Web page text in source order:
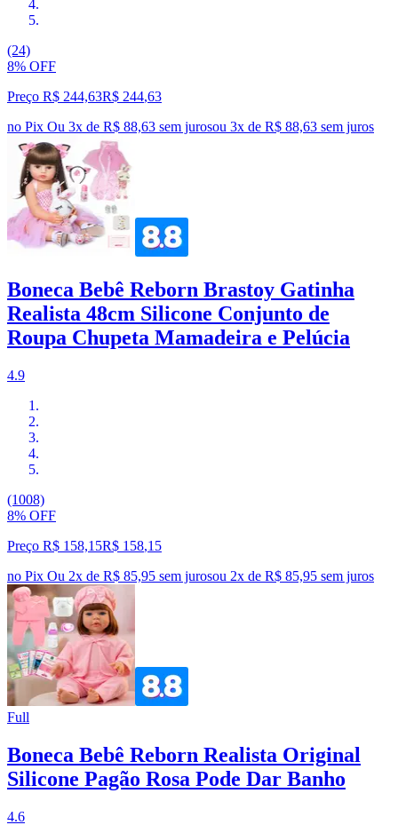
(24)
8% OFF
Preço R$ 244,63R$ 244,63
no Pix Ou 3x de R$ 88,63 sem jurosou 3x de R$ 88,63 sem juros
Boneca Bebê Reborn Brastoy Gatinha
Realista 48cm Silicone Conjunto de
Roupa Chupeta Mamadeira e Pelúcia
4.9
(1008)
8% OFF
Preço R$ 158,15R$ 158,15
no Pix Ou 2x de R$ 85,95 sem jurosou 2x de R$ 85,95 sem juros
Full
Boneca Bebê Reborn Realista Original
Silicone Pagão Rosa Pode Dar Banho
4.6